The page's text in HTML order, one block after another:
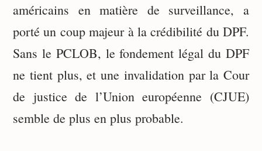
américains en matière de surveillance, a
porté un coup majeur à la crédibilité du DPF.
Sans le PCLOB, le fondement légal du DPF
ne tient plus, et une invalidation par la Cour
de justice de l’Union européenne (CJUE)
semble de plus en plus probable.